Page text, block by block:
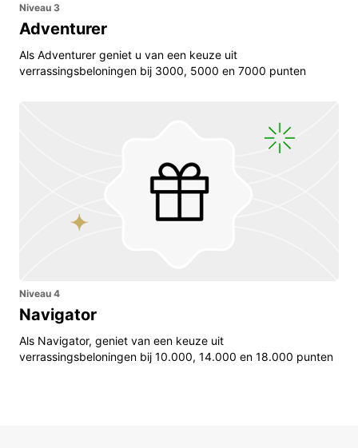
Niveau 3
Adventurer
Als Adventurer geniet u van een keuze uit
verrassingsbeloningen bij 3000, 5000 en 7000 punten
Niveau 4
Navigator
Als Navigator, geniet van een keuze uit
verrassingsbeloningen bij 10.000, 14.000 en 18.000 punten